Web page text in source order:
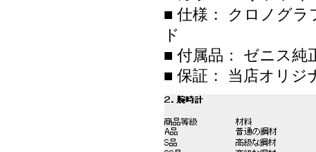
■ 仕様： クロノグ
ド
■ 付属品： ゼニス純
■ 保証： 当店オリジ